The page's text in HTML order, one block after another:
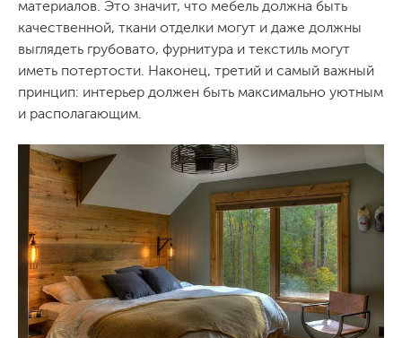
материалов. Это значит, что мебель должна быть
качественной, ткани отделки могут и даже должны
выглядеть грубовато, фурнитура и текстиль могут
иметь потертости. Наконец, третий и самый важный
принцип: интерьер должен быть максимально уютным
и располагающим.